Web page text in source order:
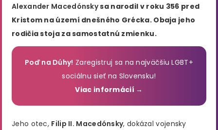
Alexander Macedónskysa narodil v roku 356 pred
Kristom na území dnešného Grécka. Obaja jeho
rodičia stoja za samostatnú zmienku.
Poď na Dúhy! Zaregistruj sa na najväčšiu LGBT+
sociálnu sieť na Slovensku!
Viac informácií →
Jeho otec, Filip II. Macedónsky, dokázal vojensky